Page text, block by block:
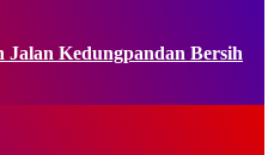
Kedungpandan Bersih